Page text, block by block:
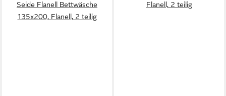
Seide Flanell Bettwäsche
135x200, Flanell, 2 teilig
Flanell, 2 teilig